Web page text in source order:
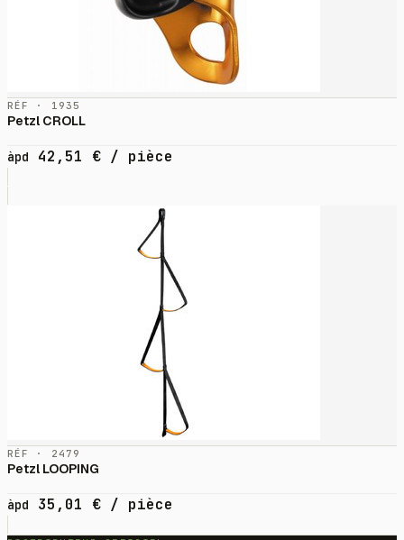
RÉF · 1935
Petzl CROLL
àpd 42,51 € / pièce
RÉF · 2479
Petzl LOOPING
àpd 35,01 € / pièce